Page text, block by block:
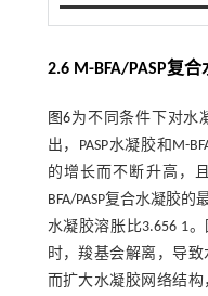
2.6 M-BFA/PASP复
图6为不同条件下对水
出，PASP水凝胶和M-
的增长而不断升高，
BFA/PASP复合水凝胶的
水凝胶溶胀比3.656 1。
时，羧基会解离，导
而扩大水凝胶网络结